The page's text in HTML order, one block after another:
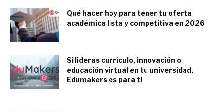
Qué hacer hoy para tener tu oferta
académica lista y competitiva en 2026
Si lideras currículo, innovación o
educación virtual en tu universidad,
Edumakers es para ti